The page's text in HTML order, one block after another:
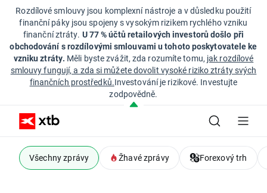
Rozdílové smlouvy jsou komplexní nástroje a v důsledku použití
finanční páky jsou spojeny s vysokým rizikem rychlého vzniku
finanční ztráty. U 77 % účtů retailových investorů došlo při
obchodování s rozdílovými smlouvami u tohoto poskytovatele ke
vzniku ztráty. Měli byste zvážit, zda rozumíte tomu, jak rozdílové
smlouvy fungují, a zda si můžete dovolit vysoké riziko ztráty svých
finančních prostředků.Investování je rizikové. Investujte
zodpovědně.
Všechny zprávy Žhavé zprávy Forexový trh